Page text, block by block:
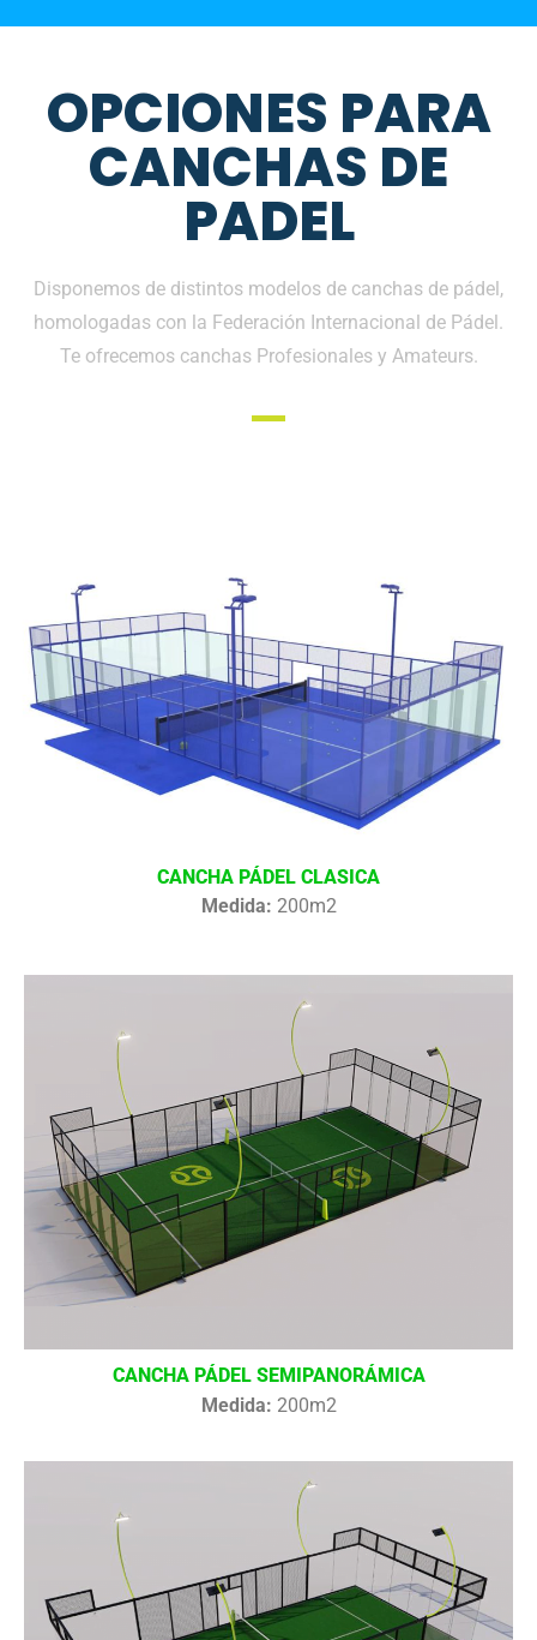
OPCIONES PARA
CANCHAS DE
PADEL
Disponemos de distintos modelos de canchas de pádel,
homologadas con la Federación Internacional de Pádel.
Te ofrecemos canchas Profesionales y Amateurs.
CANCHA PÁDEL CLASICA
Medida: 200m2
CANCHA PÁDEL SEMIPANORÁMICA
Medida: 200m2